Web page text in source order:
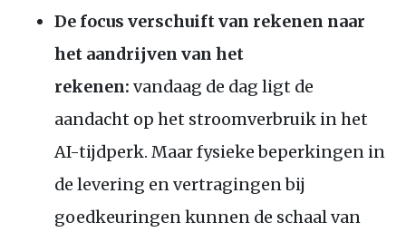
De focus verschuift van rekenen naar
het aandrijven van het
rekenen: vandaag de dag ligt de
aandacht op het stroomverbruik in het
AI-tijdperk. Maar fysieke beperkingen in
de levering en vertragingen bij
goedkeuringen kunnen de schaal van